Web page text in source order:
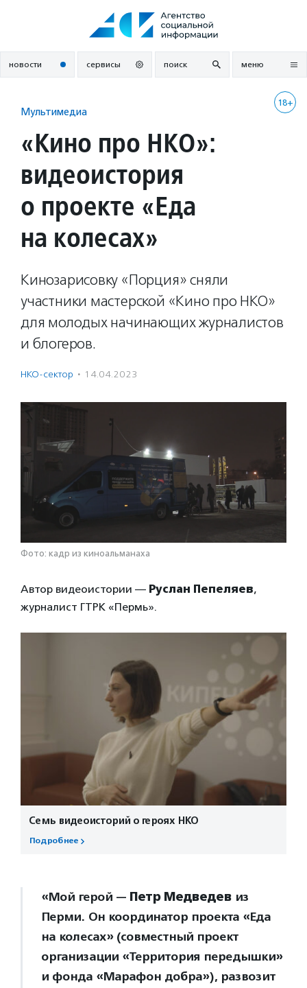
новости сервисы поиск меню
18+
Мультимедиа
«Кино про НКО»:
видеоистория
о проекте «Еда
на колесах»
Кинозарисовку «Порция» сняли
участники мастерской «Кино про НКО»
для молодых начинающих журналистов
и блогеров.
НКО-сектор · 14.04.2023
Фото: кадр из киноальманаха
Автор видеоистории — Руслан Пепеляев,
журналист ГТРК «Пермь».
Семь видеоисторий о героях НКО
Подробнее
«Мой герой — Петр Медведев из
Перми. Он координатор проекта «Еда
на колесах» (совместный проект
организации «Территория передышки»
и фонда «Марафон добра»), развозит